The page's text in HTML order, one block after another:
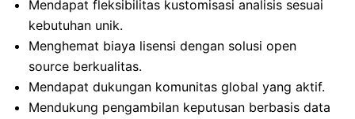
Mendapat fleksibilitas kustomisasi analisis sesuai
kebutuhan unik.
Menghemat biaya lisensi dengan solusi open
source berkualitas.
Mendapat dukungan komunitas global yang aktif.
Mendukung pengambilan keputusan berbasis data